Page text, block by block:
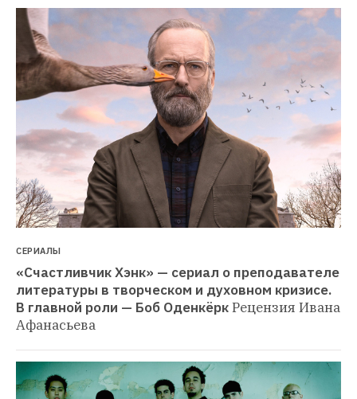
СЕРИАЛЫ
«Счастливчик Хэнк» — сериал о преподавателе
литературы в творческом и духовном кризисе.
В главной роли — Боб ОденкёркРецензия Ивана
Афанасьева